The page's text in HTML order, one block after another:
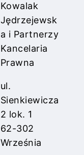
Kowalak
Jędrzejewsk
a i Partnerzy
Kancelaria
Prawna
ul.
Sienkiewicza
2 lok. 1
62-302
Września